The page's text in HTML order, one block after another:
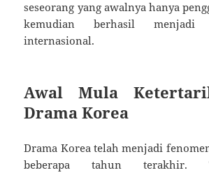
seseorang yang awalnya hanya
kemudian berhasil
internasional.
Awal Mula
Drama Korea
Drama Korea telah menjadi
beberapa tahun terakhir.